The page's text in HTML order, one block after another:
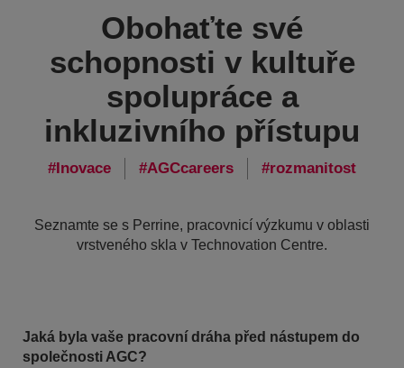
Obohaťte své
schopnosti v kultuře
spolupráce a
inkluzivního přístupu
Inovace AGCcareers rozmanitost
Seznamte se s Perrine, pracovnicí výzkumu v oblasti
vrstveného skla v Technovation Centre.
Jaká byla vaše pracovní dráha před nástupem do
společnosti AGC?